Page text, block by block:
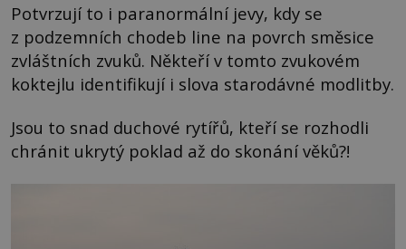
Potvrzují to i paranormální jevy, kdy se
z podzemních chodeb line na povrch směsice
zvláštních zvuků. Někteří v tomto zvukovém
koktejlu identifikují i slova starodávné modlitby.
Jsou to snad duchové rytířů, kteří se rozhodli
chránit ukrytý poklad až do skonání věků?!